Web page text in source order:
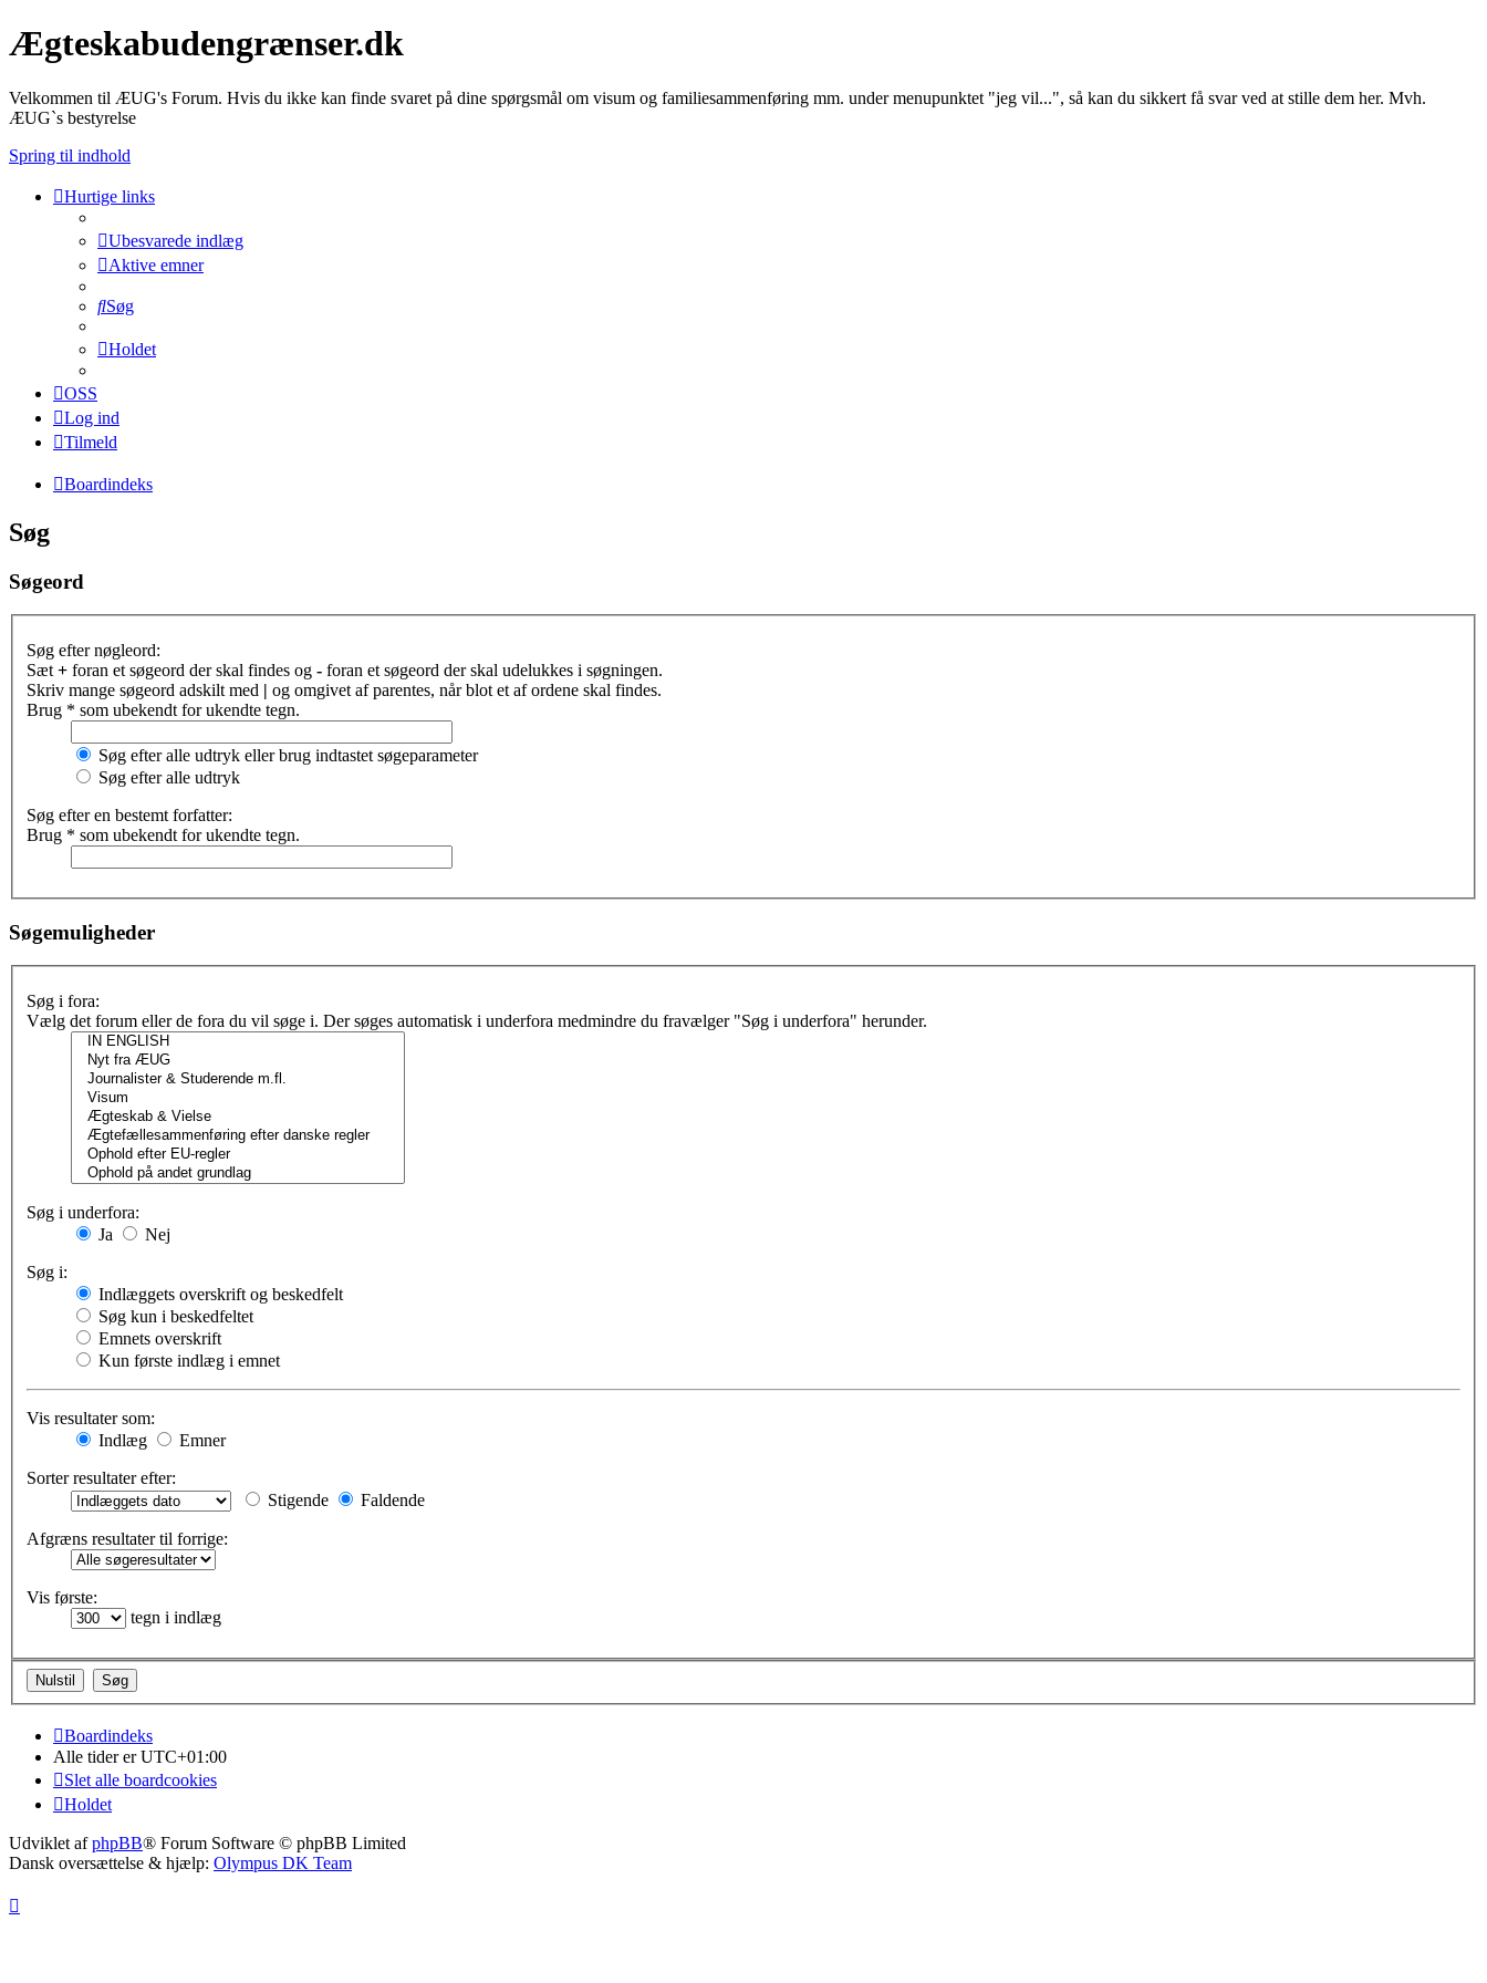
Ægteskabudengrænser.dk
Velkommen til ÆUG's Forum. Hvis du ikke kan finde svaret på dine spørgsmål om visum og familiesammenføring mm. under menupunktet "jeg vil...", så kan du sikkert få svar ved at stille dem her. Mvh.
ÆUG`s bestyrelse
Spring til indhold
Hurtige links
Ubesvarede indlæg
Aktive emner
Søg
Holdet
OSS
Log ind
Tilmeld
Boardindeks
Søg
Søgeord
Søg efter nøgleord:
Sæt + foran et søgeord der skal findes og - foran et søgeord der skal udelukkes i søgningen.
Skriv mange søgeord adskilt med | og omgivet af parentes, når blot et af ordene skal findes.
Brug * som ubekendt for ukendte tegn.
Søg efter alle udtryk eller brug indtastet søgeparameter
Søg efter alle udtryk
Søg efter en bestemt forfatter:
Brug * som ubekendt for ukendte tegn.
Søgemuligheder
Søg i fora:
Vælg det forum eller de fora du vil søge i. Der søges automatisk i underfora medmindre du fravælger "Søg i underfora" herunder.
Søg i underfora:
Ja
Nej
Søg i:
Indlæggets overskrift og beskedfelt
Søg kun i beskedfeltet
Emnets overskrift
Kun første indlæg i emnet
Vis resultater som:
Indlæg
Emner
Sorter resultater efter:
Stigende
Faldende
Afgræns resultater til forrige:
Vis første:
tegn i indlæg
Boardindeks
Alle tider erUTC+01:00
Slet alle boardcookies
Holdet
Udviklet afphpBB® Forum Software © phpBB Limited
Dansk oversættelse & hjælp: Olympus DK Team